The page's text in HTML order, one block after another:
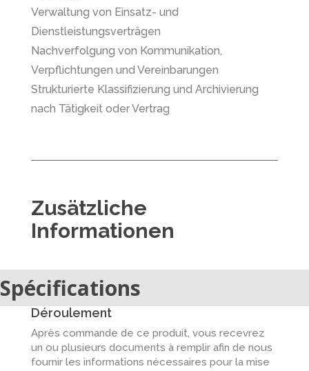
Verwaltung von Einsatz- und
Dienstleistungsverträgen
Nachverfolgung von Kommunikation,
Verpflichtungen und Vereinbarungen
Strukturierte Klassifizierung und Archivierung
nach Tätigkeit oder Vertrag
Zusätzliche
Informationen
Spécifications
Déroulement
Après commande de ce produit, vous recevrez
un ou plusieurs documents à remplir afin de nous
fournir les informations nécessaires pour la mise